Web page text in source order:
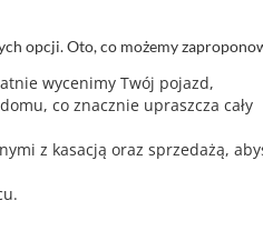
opcji. Oto, co możemy
wycenimy Twój pojazd,
co znacznie upraszcza cały
z kasacją oraz sprzedażą,